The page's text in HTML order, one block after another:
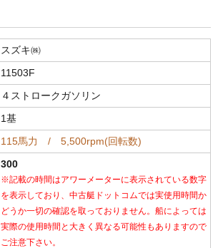
スズキ㈱
11503F
４ストロークガソリン
1基
115馬力 / 5,500rpm(回転数)
300
※記載の時間はアワーメーターに表示されている数字
を表示しており、中古艇ドットコムでは実使用時間か
どうか一切の確認を取っておりません。船によっては
実際の使用時間と大きく異なる可能性もありますので
ご注意下さい。